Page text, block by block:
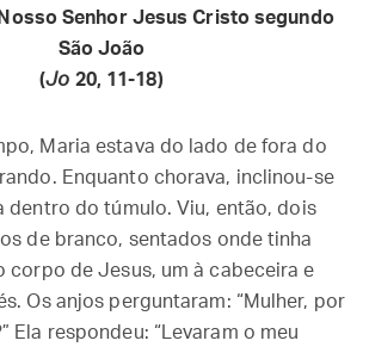
Senhor Jesus Cristo segundo
São João
(Jo 20, 11-18)
Maria estava do lado de fora do
Enquanto chorava, inclinou-se
dentro do túmulo. Viu, então, dois
de branco, sentados onde tinha
corpo de Jesus, um à cabeceira e
Os anjos perguntaram: “Mulher, por
Ela respondeu: “Levaram o meu